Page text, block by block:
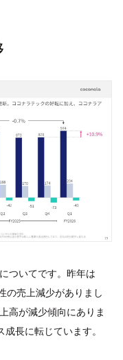
ついてです。昨年は
の売上減少がありまし
高が減少傾向にありま
長に転じています。